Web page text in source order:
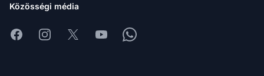
Közösségi média
FacebookInstagram
X YoutubeWhatsapp